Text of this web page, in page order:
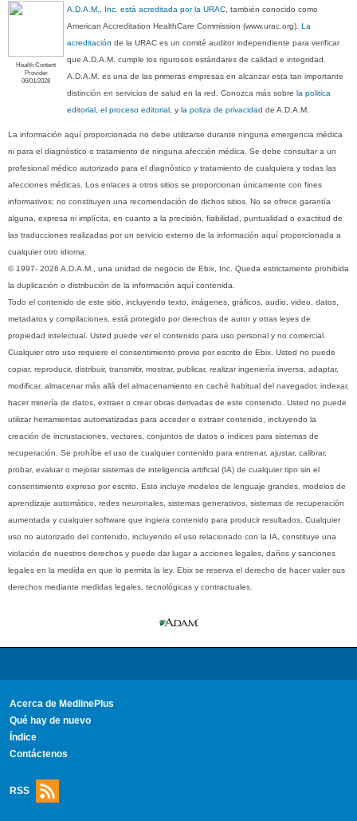
Health Content
Provider
06/01/2028
A.D.A.M., Inc. está acreditada por la URAC, también conocido como
American Accreditation HealthCare Commission (www.urac.org).La
acreditación de la URAC es un comité auditor independiente para verificar
que A.D.A.M. cumple los rigurosos estándares de calidad e integridad.
A.D.A.M. es una de las primeras empresas en alcanzar esta tan importante
distinción en servicios de salud en la red. Conozca más sobrela politica
editorial, el proceso editorial, yla poliza de privacidad de A.D.A.M.
La información aquí proporcionada no debe utilizarse durante ninguna emergencia médica
ni para el diagnóstico o tratamiento de ninguna afección médica. Se debe consultar a un
profesional médico autorizado para el diagnóstico y tratamiento de cualquiera y todas las
afecciones médicas. Los enlaces a otros sitios se proporcionan únicamente con fines
informativos; no constituyen una recomendación de dichos sitios. No se ofrece garantía
alguna, expresa ni implícita, en cuanto a la precisión, fiabilidad, puntualidad o exactitud de
las traducciones realizadas por un servicio externo de la información aquí proporcionada a
cualquier otro idioma.
© 1997- 2026 A.D.A.M., una unidad de negocio de Ebix, Inc. Queda estrictamente prohibida
la duplicación o distribución de la información aquí contenida.
Todo el contenido de este sitio, incluyendo texto, imágenes, gráficos, audio, video, datos,
metadatos y compilaciones, está protegido por derechos de autor y otras leyes de
propiedad intelectual. Usted puede ver el contenido para uso personal y no comercial.
Cualquier otro uso requiere el consentimiento previo por escrito de Ebix. Usted no puede
copiar, reproducir, distribuir, transmitir, mostrar, publicar, realizar ingeniería inversa, adaptar,
modificar, almacenar más allá del almacenamiento en caché habitual del navegador, indexar,
hacer minería de datos, extraer o crear obras derivadas de este contenido. Usted no puede
utilizar herramientas automatizadas para acceder o extraer contenido, incluyendo la
creación de incrustaciones, vectores, conjuntos de datos o índices para sistemas de
recuperación. Se prohíbe el uso de cualquier contenido para entrenar, ajustar, calibrar,
probar, evaluar o mejorar sistemas de inteligencia artificial (IA) de cualquier tipo sin el
consentimiento expreso por escrito. Esto incluye modelos de lenguaje grandes, modelos de
aprendizaje automático, redes neuronales, sistemas generativos, sistemas de recuperación
aumentada y cualquier software que ingiera contenido para producir resultados. Cualquier
uso no autorizado del contenido, incluyendo el uso relacionado con la IA, constituye una
violación de nuestros derechos y puede dar lugar a acciones legales, daños y sanciones
legales en la medida en que lo permita la ley. Ebix se reserva el derecho de hacer valer sus
derechos mediante medidas legales, tecnológicas y contractuales.
Acerca de MedlinePlus
Qué hay de nuevo
Índice
Contáctenos
RSS